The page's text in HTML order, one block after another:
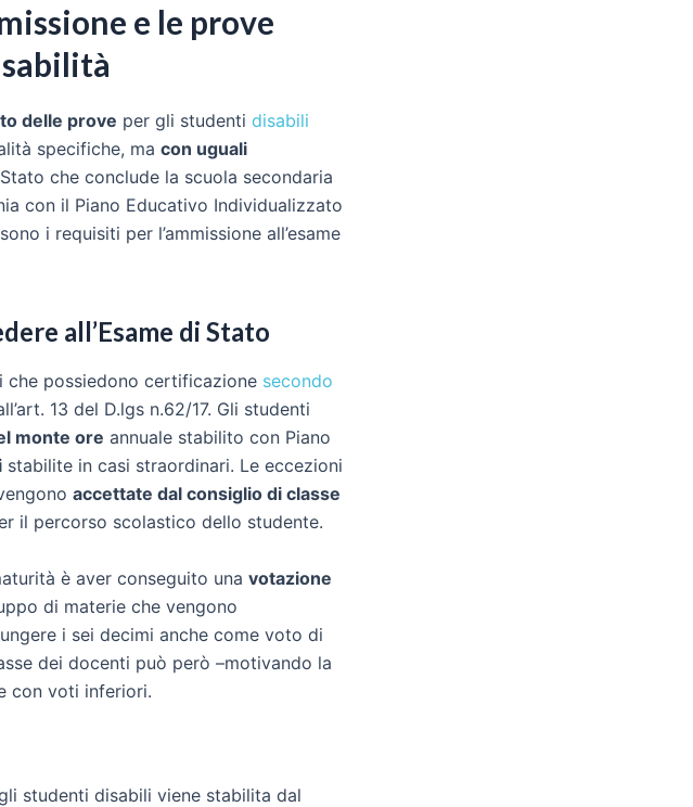
e le prove
delle prove per gli studenti disabili
specifiche, ma con uguali
che conclude la scuola secondaria
con il Piano Educativo Individualizzato
i requisiti per l’ammissione all’esame
all’Esame di Stato
che possiedono certificazione secondo
13 del D.lgs n.62/17. Gli studenti
monte ore annuale stabilito con Piano
stabilite in casi straordinari. Le eccezioni
accettate dal consiglio di classe
il percorso scolastico dello studente.
è aver conseguito una votazione
di materie che vengono
i sei decimi anche come voto di
dei docenti può però –motivando la
con voti inferiori.
studenti disabili viene stabilita dal